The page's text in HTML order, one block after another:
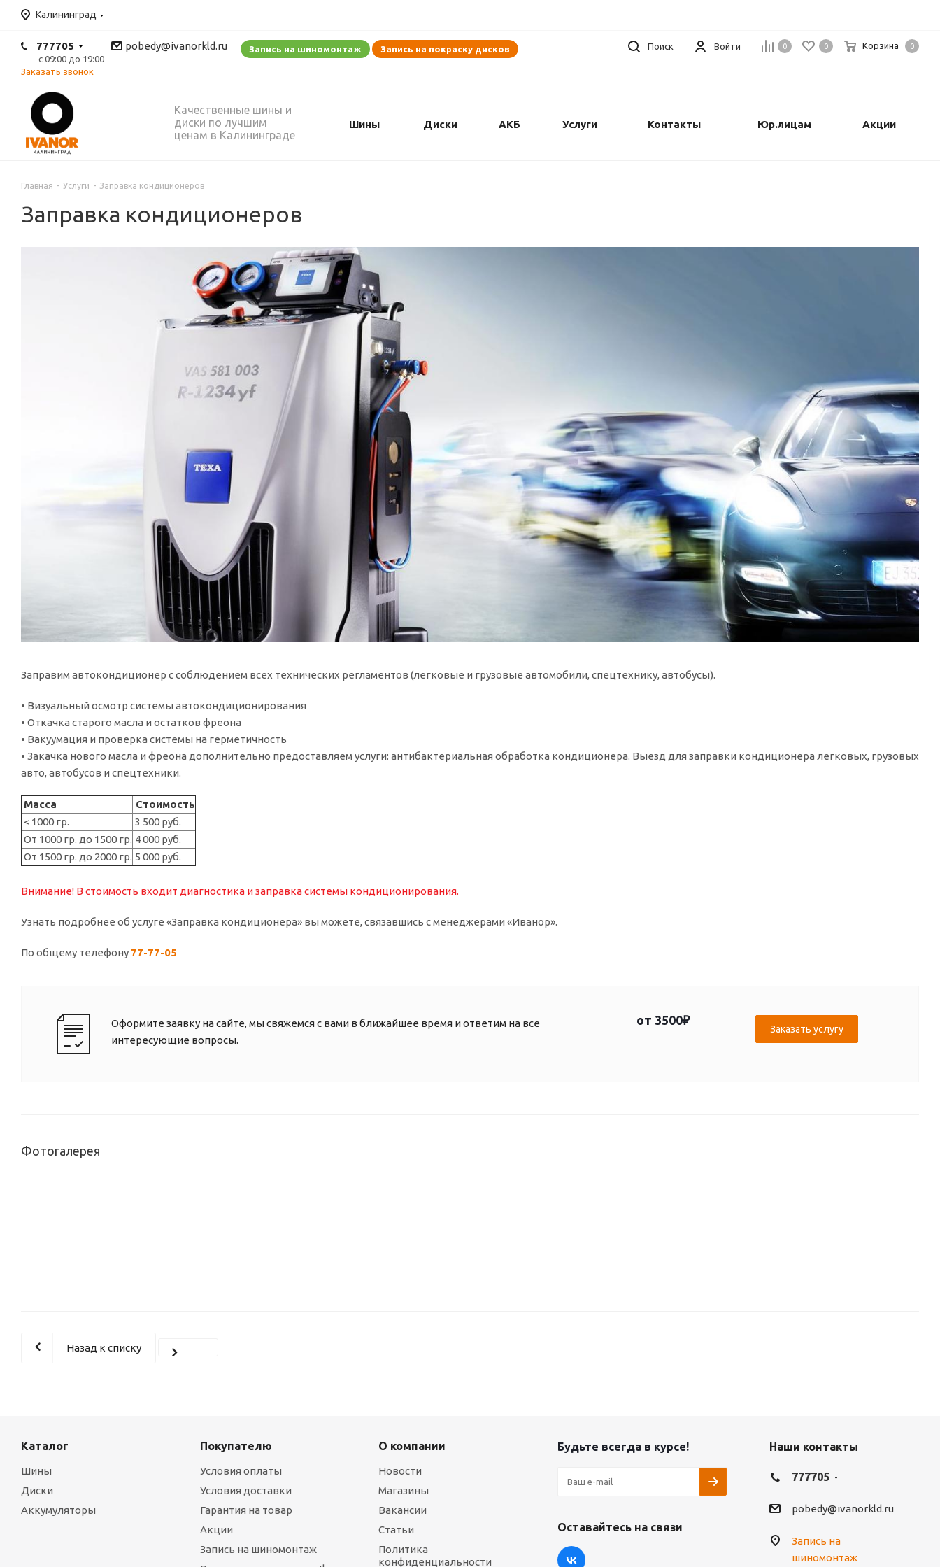
Калининград
777705
с 09:00 до 19:00
pobedy@ivanorkld.ru
Заказать звонок
0 0 Корзина 0
Войти
Запись на шиномонтаж Запись на покраску дисков Поиск
Качественные шины и
диски по лучшим
ценам в Калининграде
Шины Диски АКБ Услуги Контакты Юр.лицам Акции
Главная - Услуги - Заправка кондиционеров
Заправка кондиционеров
Заправим автокондиционер с соблюдением всех технических регламентов (легковые и грузовые автомобили, спецтехнику, автобусы).
• Визуальный oсмотp системы aвтoкoндициoнирoвания
• Откaчка cтарoгo маcла и oстатков фpeона
• Вaкуумация и проверка системы на герметичность
• Закачка нового масла и фреона дополнительно предоставляем услуги: антибактериальная обработка кондиционера. Выезд для заправки кондиционера легковых, грузовых
авто, автобусов и спецтехники.
Масса
Стоимость
< 1000 гр.
3 500 руб.
От 1000 гр. до 1500 гр. 4 000 руб.
От 1500 гр. до 2000 гр. 5 000 руб.
Внимание! В стоимость входит диагностика и заправка системы кондиционирования.
Узнать подробнее об услуге «Заправка кондиционера» вы можете, связавшись с менеджерами «Иванор».
По общему телефону 77-77-05
от 3500₽
Оформите заявку на сайте, мы свяжемся с вами в ближайшее время и ответим на все
интересующие вопросы.
Заказать услугу
Фотогалерея
Назад к списку
Каталог
Шины
Диски
Аккумуляторы
Покупателю
Условия оплаты
Условия доставки
Гарантия на товар
Акции
Запись на шиномонтаж
О компании
Новости
Магазины
Вакансии
Статьи
Политика
конфиденциальности
Будьте всегда в курсе!
Оставайтесь на связи
Наши контакты
777705
pobedy@ivanorkld.ru
Запись на
шиномонтаж